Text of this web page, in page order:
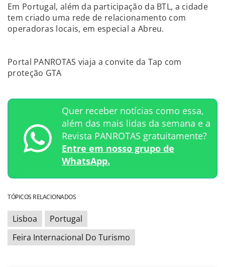
Em Portugal, além da participação da BTL, a cidade
tem criado uma rede de relacionamento com
operadoras locais, em especial a Abreu.
Portal PANROTAS viaja a convite da Tap com
proteção GTA
Quer receber notícias como essa,
além das mais lidas da semana e a
Revista PANROTAS gratuitamente?
Entre em nosso grupo de
WhatsApp.
TÓPICOS RELACIONADOS
Lisboa
Portugal
Feira Internacional Do Turismo